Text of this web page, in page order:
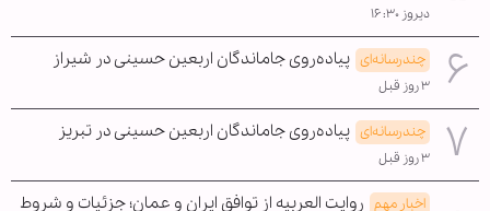
دیروز ۱۶:۳۰
چندرسانه‌ای پیاده‌روی جاماندگان اربعین حسینی در شیراز
۳ روز قبل
چندرسانه‌ای پیاده‌روی جاماندگان اربعین حسینی در تبریز
۳ روز قبل
اخبار مهم روایت العربیه از توافق ایران و عمان؛ جزئیات و شروط